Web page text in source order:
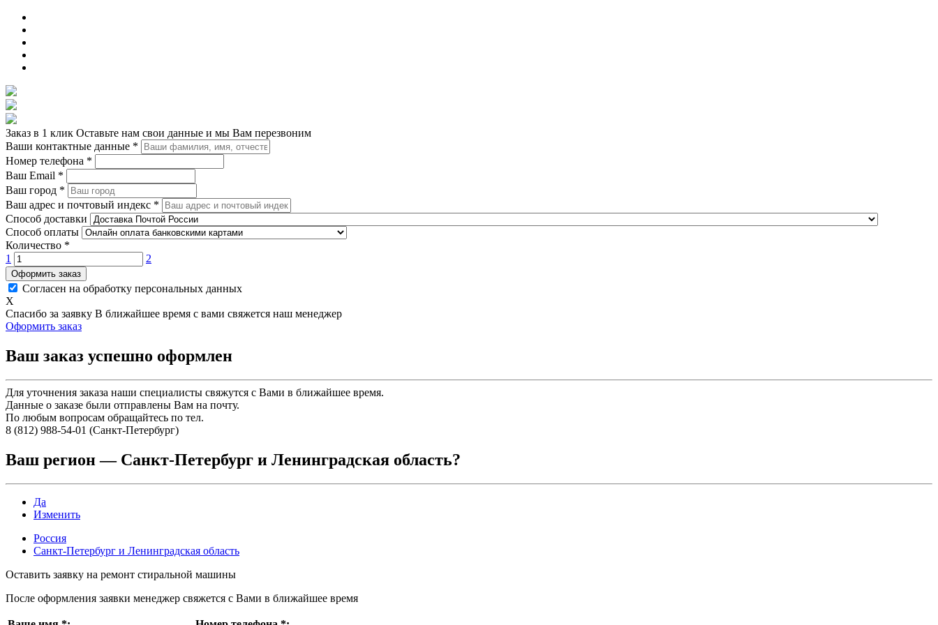
Заказ в 1 клик Оставьте нам свои данные и мы Вам перезвоним
Ваши контактные данные *
Номер телефона *
Ваш Email *
Ваш город *
Ваш адрес и почтовый индекс *
Способ доставки
Способ оплаты
Количество *
1
2
Оформить заказ
Согласен на обработку персональных данных
X
Спасибо за заявку В ближайшее время с вами свяжется наш менеджер
Оформить заказ
Ваш заказ успешно оформлен
Для уточнения заказа наши специалисты свяжутся с Вами в ближайшее время.
Данные о заказе были отправлены Вам на почту.
По любым вопросам обращайтесь по тел.
8 (812) 988-54-01 (Санкт-Петербург)
Ваш регион — Санкт-Петербург и Ленинградская область?
Да
Изменить
Россия
Санкт-Петербург и Ленинградская область
Оставить заявку на ремонт стиральной машины
После оформления заявки менеджер свяжется с Вами в ближайшее время